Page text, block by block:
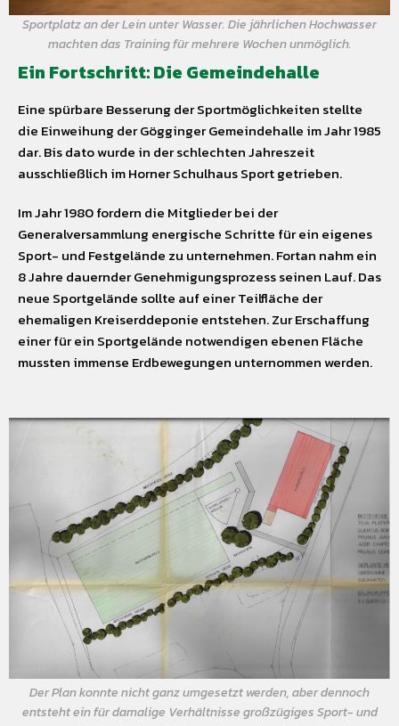
Sportplatz an der Lein unter Wasser. Die jährlichen Hochwasser
machten das Training für mehrere Wochen unmöglich.
Ein Fortschritt: Die Gemeindehalle
Eine spürbare Besserung der Sportmöglichkeiten stellte
die Einweihung der Gögginger Gemeindehalle im Jahr 1985
dar. Bis dato wurde in der schlechten Jahreszeit
ausschließlich im Horner Schulhaus Sport getrieben.
Im Jahr 1980 fordern die Mitglieder bei der
Generalversammlung energische Schritte für ein eigenes
Sport- und Festgelände zu unternehmen. Fortan nahm ein
8 Jahre dauernder Genehmigungsprozess seinen Lauf. Das
neue Sportgelände sollte auf einer Teilfläche der
ehemaligen Kreiserddeponie entstehen. Zur Erschaffung
einer für ein Sportgelände notwendigen ebenen Fläche
mussten immense Erdbewegungen unternommen werden.
Der Plan konnte nicht ganz umgesetzt werden, aber dennoch
entsteht ein für damalige Verhältnisse großzügiges Sport- und